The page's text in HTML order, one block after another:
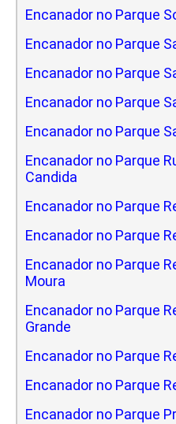
Encanador no Parque
Encanador no Parque
Encanador no Parque
Encanador no Parque
Encanador no Parque
Encanador no Parque
Candida
Encanador no Parque
Encanador no Parque
Encanador no Parque
Moura
Encanador no Parque
Grande
Encanador no Parque
Encanador no Parque
Encanador no Parque